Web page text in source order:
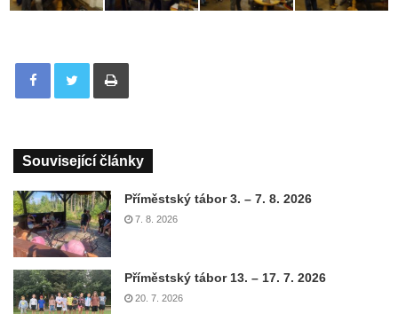
Tisknout
Související články
Příměstský tábor 3. – 7. 8. 2026
7. 8. 2026
Příměstský tábor 13. – 17. 7. 2026
20. 7. 2026